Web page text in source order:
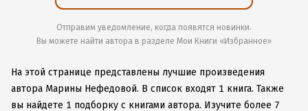
Отправим уведомление, когда появятся новинки.
Вы можете найти автора в разделе Мои Книги «Избранное»
На этой странице представлены лучшие произведения
автора Марины Нефедовой. В список входят 1 книга. Также
вы найдете 1 подборку с книгами автора. Изучите более 7